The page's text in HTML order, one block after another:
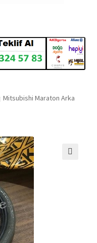
Mitsubishi Maraton Arka